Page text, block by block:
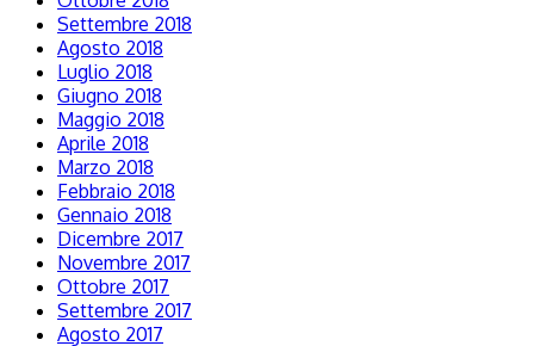
Settembre 2018
Agosto 2018
Luglio 2018
Giugno 2018
Maggio 2018
Aprile 2018
Marzo 2018
Febbraio 2018
Gennaio 2018
Dicembre 2017
Novembre 2017
Ottobre 2017
Settembre 2017
Agosto 2017